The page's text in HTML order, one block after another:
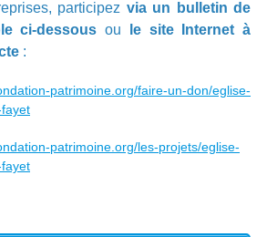
participez via un bulletin de
ci-dessous ou
le site Internet à
:
patrimoine.org/faire-un-don/eglise-
patrimoine.org/les-projets/eglise-